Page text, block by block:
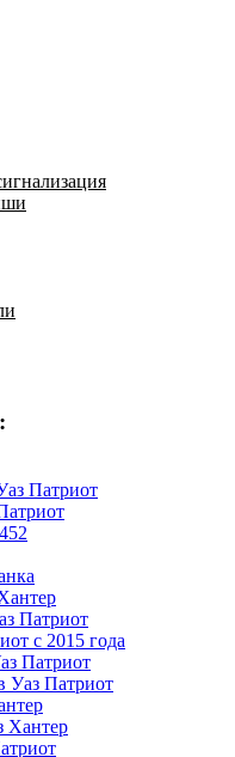
Патриот
Патриот
с 2015 года
Патриот
Уаз Патриот
Хантер